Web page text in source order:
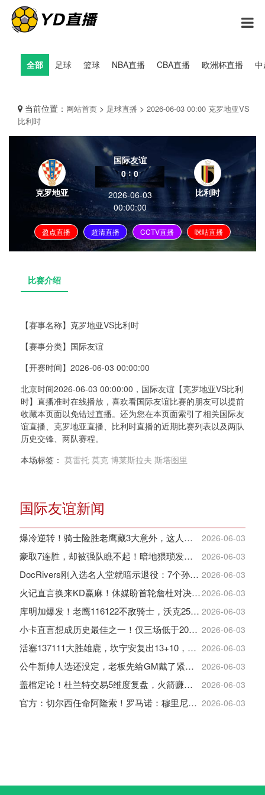
全部 足球 篮球 NBA直播 CBA直播 欧洲杯直播
当前位置： 网站首页 > 足球直播 > 2026-06-03 00:00 克罗地亚VS
比利时
克罗地亚
国际友谊
0:0
2026-06-03
00:00:00
比利时
盈点直播 超清直播 CCTV直播 咪咕直播
比赛介绍
【赛事名称】 克罗地亚VS比利时
【赛事分类】 国际友谊
【开赛时间】 2026-06-03 00:00:00
北京时间2026-06-03 00:00:00，国际友谊【克罗地亚VS比利
时】直播准时在线播放，喜欢看国际友谊比赛的朋友可以提前
收藏本页面以免错过直播。还为您在本页面索引了相关国际友
谊直播、克罗地亚直播、比利时直播的近期比赛列表以及两队
历史交锋、两队赛程。
本场标签： 莫雷托 莫克 博莱斯拉夫 斯塔图里
国际友谊新闻
爆冷逆转！骑士险胜老鹰藏3大意外，这人彻底沦为季后赛鸡肋 2026-06-03
豪取7连胜，却被强队瞧不起！暗地猥琐发育，雷霆卫冕的劲敌来了 2026-06-03
DocRivers刚入选名人堂就暗示退役：7个孙辈等不起了 2026-06-03
火记直言换来KD赢麻！休媒盼首轮詹杜对决：湖人内部生嫌隙利火箭2026-06-03
库明加爆发！老鹰116122不敌骑士，沃克25+4+2+2，约翰逊12+11+6 2026-06-03
小卡直言想成历史最佳之一！仅三场低于20+入巅峰保底最佳三阵 2026-06-03
活塞137111大胜雄鹿，坎宁安复出13+10，杜伦21分9板 2026-06-03
公牛新帅人选还没定，老板先给GM戴了紧箍咒 2026-06-03
盖棺定论！杜兰特交易5维度复盘，火箭赚大了，太阳只赢在未来 2026-06-03
官方：切尔西任命阿隆索！罗马诺：穆里尼奥对重返皇马感到激动！ 2026-06-03